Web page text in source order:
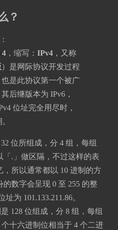
？
4 ，缩写： IPv4 ，又称
）是网际协议开发过程
是此协议第一个被广
后继版本为 IPv6，
位址完全用尽时，
位所组成，分 4 组，每组
「.」做区隔，不过这样的表
所以通常都以 10 进制的方
数字会呈现 0 至 255 的整
为 101.133.211.86。
128 位组成，分 8 组，每组
十六进制位相当于 4 个二进